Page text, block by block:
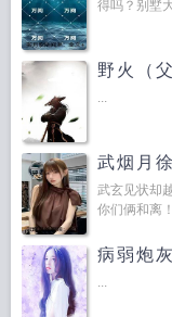
得吗？别墅
野火（
...
武烟月
武玄见状却
你们俩和离
病弱炮
...